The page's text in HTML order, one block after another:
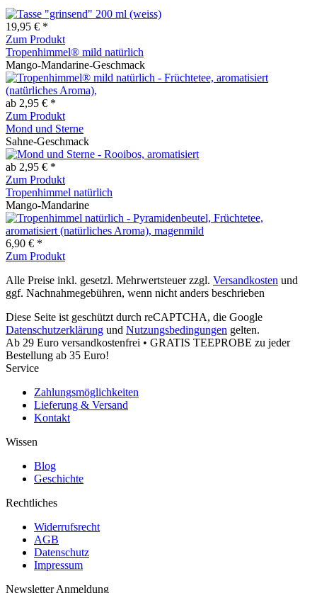
19,95 € *
Zum Produkt
Tropenhimmel® mild natürlich
Mango-Mandarine-Geschmack
ab 2,95 € *
Zum Produkt
Mond und Sterne
Sahne-Geschmack
ab 2,95 € *
Zum Produkt
Tropenhimmel natürlich
Mango-Mandarine
6,90 € *
Zum Produkt
Alle Preise inkl. gesetzl. Mehrwertsteuer zzgl. Versandkosten und
ggf. Nachnahmegebühren, wenn nicht anders beschrieben
Diese Seite ist geschützt durch reCAPTCHA, die Google
Datenschutzerklärung und Nutzungsbedingungen gelten.
Ab 29 Euro versandkostenfrei • GRATIS TEEPROBE zu jeder
Bestellung ab 35 Euro!
Service
Zahlungsmöglichkeiten
Lieferung & Versand
Kontakt
Wissen
Blog
Geschichte
Rechtliches
Widerrufsrecht
AGB
Datenschutz
Impressum
Newsletter Anmeldung